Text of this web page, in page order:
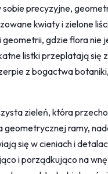
precyzyjne,
kwiaty i zielone
gdzie flora nie
listki przeplatają się
z bogactwa
zieleń, która
geometrycznej ramy,
się w cieniach i
i porządkująco na